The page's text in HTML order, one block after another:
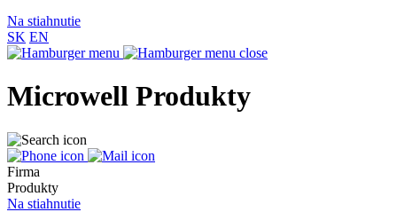
Na stiahnutie
SK EN
Microwell Produkty
Firma
Produkty
Na stiahnutie